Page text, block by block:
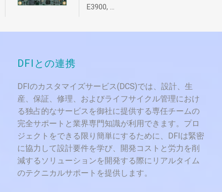
E3900, ...
DFIとの連携
DFIのカスタマイズサービス(DCS)では、設計、生
産、保証、修理、およびライフサイクル管理におけ
る独占的なサービスを御社に提供する専任チームの
完全サポートと業界専門知識が利用できます。プロ
ジェクトをできる限り簡単にするために、DFIは緊密
に協力して設計要件を学び、開発コストと労力を削
減するソリューションを開発する際にリアルタイム
のテクニカルサポートを提供します。